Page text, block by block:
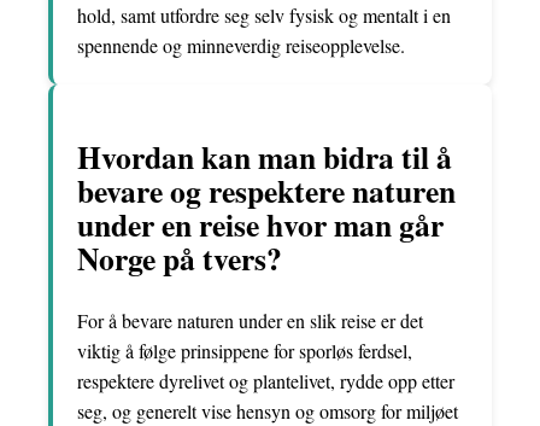
hold, samt utfordre seg selv fysisk og mentalt i en
spennende og minneverdig reiseopplevelse.
Hvordan kan man bidra til å
bevare og respektere naturen
under en reise hvor man går
Norge på tvers?
For å bevare naturen under en slik reise er det
viktig å følge prinsippene for sporløs ferdsel,
respektere dyrelivet og plantelivet, rydde opp etter
seg, og generelt vise hensyn og omsorg for miljøet